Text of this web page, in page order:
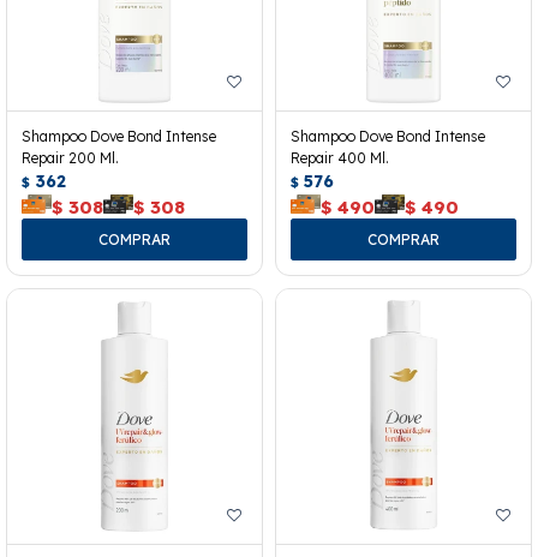
Shampoo Dove Bond Intense
Repair 200 Ml.
$ 362
$ 308 $ 308
Shampoo Dove Bond Intense
Repair 400 Ml.
$ 576
$ 490 $ 490